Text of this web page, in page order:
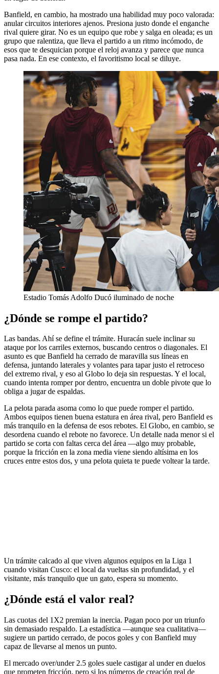
Banfield, en cambio, ha mostrado una habilidad muy poco valorada:
anular circuitos interiores ajenos. Presiona justo donde el enganche
rival quiere girar. No es un equipo que robe y salga en oleada; es un
grupo que ralentiza, que lleva el partido a un ritmo incómodo, de
esos que te desquician porque el reloj avanza y parece que nunca
pasa nada. En ese contexto, el favoritismo local se diluye.
Estadio Tomás Adolfo Ducó iluminado de noche
¿Dónde se rompe el partido?
Las bandas. Ahí se define el trámite. Huracán suele inclinar su
ataque por los carriles externos, buscando centros o diagonales. El
asunto es que Banfield ha cerrado de maravilla sus líneas en
defensa, juntando laterales y volantes para tapar justo el retroceso
del extremo rival, y eso al Globo lo deja sin respuestas. Y el local,
cuando intenta romper por dentro, encuentra un doble pivote que lo
obliga a jugar de espaldas.
La pelota parada asoma como lo que puede romper el partido.
Ambos equipos tienen buena estatura en área rival, pero Banfield es
más tranquilo en la defensa de esos rebotes. El Globo, en cambio, se
desordena cuando el rebote no favorece. Un detalle nada menor si el
partido se corta con faltas cerca del área —algo muy probable,
porque la fricción en la zona media viene siendo altísima en los
cruces entre estos dos, y una pelota quieta te puede voltear la tarde.
Un trámite calcado al que viven algunos equipos en la Liga 1
cuando visitan Cusco: el local da vueltas sin profundidad, y el
visitante, más tranquilo que un gato, espera su momento.
¿Dónde está el valor real?
Las cuotas del 1X2 premian la inercia. Pagan poco por un triunfo
sin demasiado respaldo. La estadística —aunque sea cualitativa—
sugiere un partido cerrado, de pocos goles y con Banfield muy
capaz de llevarse al menos un punto.
El mercado over/under 2.5 goles suele castigar al under en duelos
que prometen fricción, pero si los números de creación real de